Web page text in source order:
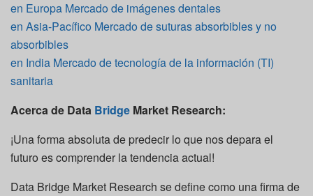
en Europa Mercado de imágenes dentales
en Asia-Pacífico Mercado de suturas absorbibles y no
absorbibles
en India Mercado de tecnología de la información (TI)
sanitaria
Acerca de Data Bridge Market Research:
¡Una forma absoluta de predecir lo que nos depara el
futuro es comprender la tendencia actual!
Data Bridge Market Research se define como una firma de